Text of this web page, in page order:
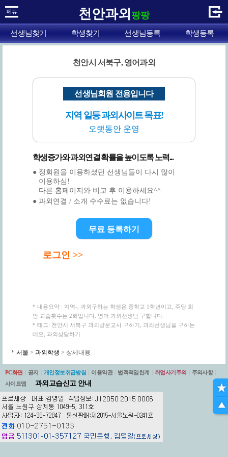
천안과외 팡팡
선생님찾기 학생찾기 선생님등록 학생등록
천안시 서북구, 영어과외
선생님회원 전용입니다
지역 일등 과외사이트 목표!
오랫동안 운영
학생증가와 과외연결 확률을 높이도록 노력...
● 정회원을 이용하셨던 선생님들이 다시 많이
이용하심!
다른 홈페이지와 비교 후 이용하세요^^
● 과외연결 / 소개 수수료는 없습니다!
무료 등록하기
로그인 >>
* 내용요약 : 지역-, 과외구하는 학생은 중학교 1학년이고, 주당 희
망 교습횟수는 2회입니다. 영어 과외선생님 구합니다.
* 태그: 천안시 서북구 과외방문교사 구하기, 과외선생님을 구하는
데요, 과외상담하기
서울 > 과외학생 > 상세내용
PC화면 공지 개인정보취급방침 이용약관 법적책임한계 취업사기주의 주의사항
사이트맵
과외교습신고 안내